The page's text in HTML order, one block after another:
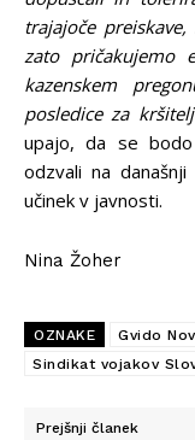
trajajoče
zato pričakujemo
kazenskem
posledice za
upajo, da se bodo
odzvali na
učinek v javnosti.
Nina Žoher
OZNAKE Gvido
Sindikat vojakov
Prejšnji članek